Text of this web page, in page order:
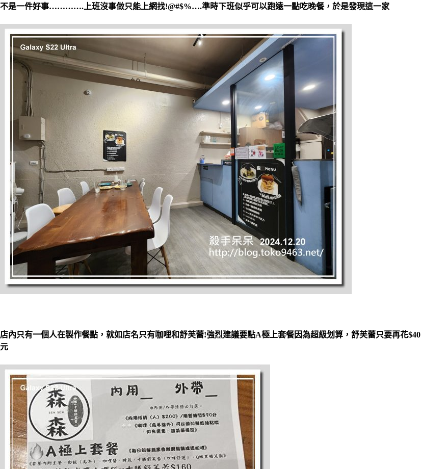
不是一件好事………….上班沒事做只能上網找!@#$%….準時下班似乎可以跑遠一點吃晚餐，於是發現這一家
店內只有一個人在製作餐點，就如店名只有咖哩和舒芙蕾!強烈建議要點A極上套餐因為超級划算，舒芙蕾只要再花$40
元